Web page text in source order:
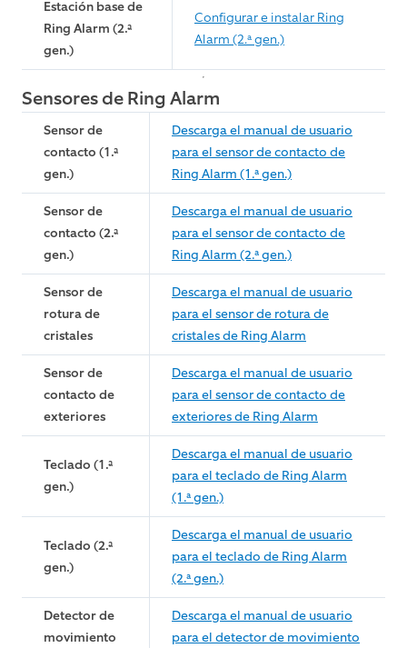
Estación base de
Ring Alarm (2.ª
gen.)
Configurar e instalar Ring
Alarm (2.ª gen.)
Sensores de Ring Alarm
Sensor de
contacto (1.ª
gen.)
Descarga el manual de usuario
para el sensor de contacto de
Ring Alarm (1.ª gen.)
Sensor de
contacto (2.ª
gen.)
Descarga el manual de usuario
para el sensor de contacto de
Ring Alarm (2.ª gen.)
Sensor de
rotura de
cristales
Descarga el manual de usuario
para el sensor de rotura de
cristales de Ring Alarm
Sensor de
contacto de
exteriores
Descarga el manual de usuario
para el sensor de contacto de
exteriores de Ring Alarm
Teclado (1.ª
gen.)
Descarga el manual de usuario
para el teclado de Ring Alarm
(1.ª gen.)
Teclado (2.ª
gen.)
Descarga el manual de usuario
para el teclado de Ring Alarm
(2.ª gen.)
Detector de
movimiento
Descarga el manual de usuario
para el detector de movimiento